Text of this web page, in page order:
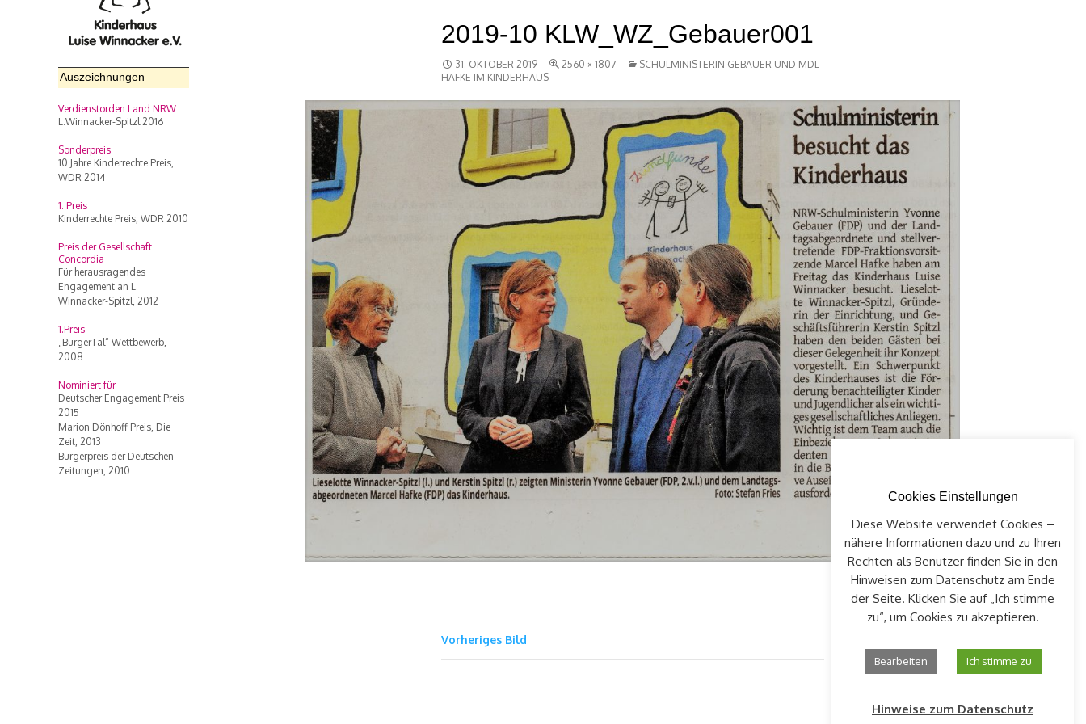
2019-10 KLW_WZ_Gebauer001
31. OKTOBER 2019 2560 × 1807
SCHULMINISTERIN GEBAUER UND MDL
HAFKE IM KINDERHAUS
Vorheriges Bild
Auszeichnungen
Verdienstorden Land NRW
L.Winnacker-Spitzl 2016
Sonderpreis
10 Jahre Kinderrechte Preis,
WDR 2014
1. Preis
Kinderrechte Preis, WDR 2010
Preis der Gesellschaft
Concordia
Für herausragendes
Engagement an L.
Winnacker-Spitzl, 2012
1.Preis
„BürgerTal“ Wettbewerb,
2008
Nominiert für
Deutscher Engagement Preis
2015
Marion Dönhoff Preis, Die
Zeit, 2013
Bürgerpreis der Deutschen
Zeitungen, 2010
Cookies Einstellungen
Diese Website verwendet Cookies –
nähere Informationen dazu und zu Ihren
Rechten als Benutzer finden Sie in den
Hinweisen zum Datenschutz am Ende
der Seite. Klicken Sie auf „Ich stimme
zu“, um Cookies zu akzeptieren.
Bearbeiten Ich stimme zu
Hinweise zum Datenschutz